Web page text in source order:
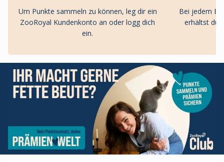
Um Punkte sammeln zu können, leg dir ein
ZooRoyal Kundenkonto an oder logg dich
ein.
Bei jedem
erhältst du